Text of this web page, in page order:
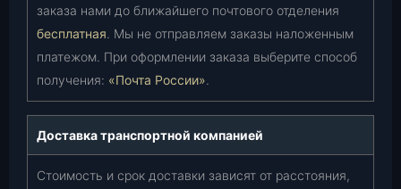
заказа нами до ближайшего почтового отделения
бесплатная. Мы не отправляем заказы наложенным
платежом. При оформлении заказа выберите способ
получения: «Почта России».
Доставка транспортной компанией
Стоимость и срок доставки зависят от расстояния,